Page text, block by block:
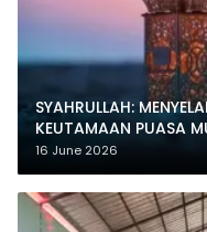
SYAHRULLAH:
KEUTAMAAN PUASA
16 June 2026